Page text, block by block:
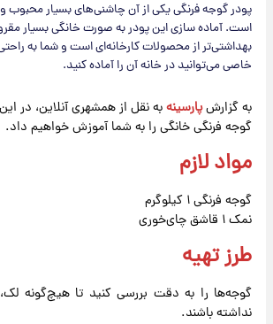
پودر گوجه‌ فرنگی یکی از آن چاشنی‌های بسیار محبوب و
است. آماده سازی این پودر به صورت خانگی بسیار
بهداشتی‌تر از محصولات کارخانه‌ای است و شما به راحتی
خاصی می‌توانید در خانه آن را آماده کنید.
به گزارشپارسینهبه نقل از همشهری آنلاین، در
گوجه‌ فرنگی خانگی را به شما آموزش خواهیم داد.
مواد لازم
گوجه فرنگی ۱ کیلوگرم
نمک ۱ قاشق چای‌خوری
طرز تهیه
گوجه‌ها را به دقت بررسی کنید تا هیچ‌گونه
نداشته باشند.